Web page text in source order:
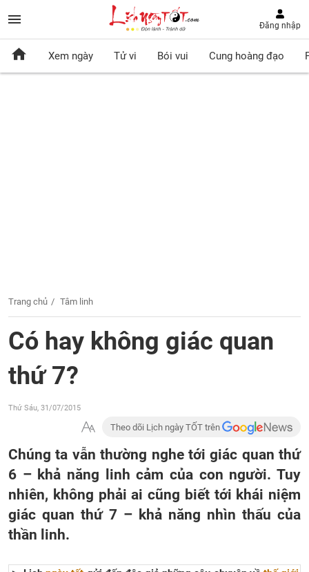
Đăng nhập
Xem ngày Tử vi Bói vui Cung hoàng đạo
Trang chủ Tâm linh
Có hay không giác quan
thứ 7?
Thứ Sáu, 31/07/2015
Theo dõi Lịch ngày TỐT trên
Chúng ta vẫn thường nghe tới giác quan thứ
6 – khả năng linh cảm của con người. Tuy
nhiên, không phải ai cũng biết tới khái niệm
giác quan thứ 7 – khả năng nhìn thấu của
thần linh.